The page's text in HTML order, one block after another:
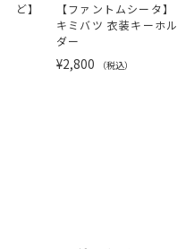
ど】
【ファントムシータ】
キミバツ 衣装キーホル
ダー
¥2,800 （税込）